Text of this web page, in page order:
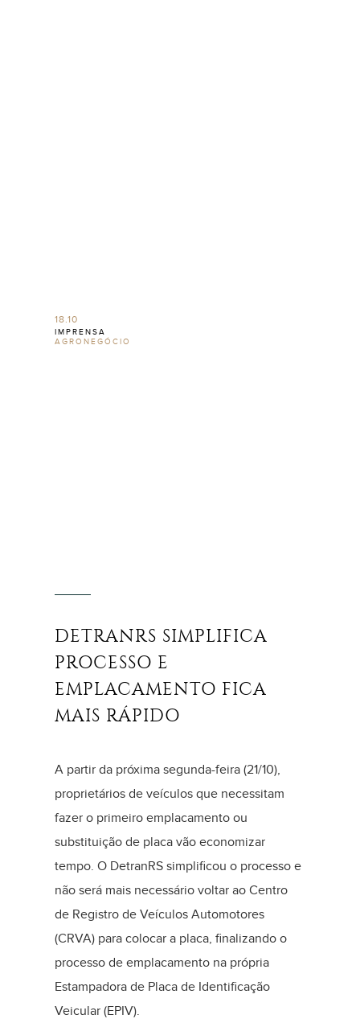
18.10
IMPRENSA
AGRONEGÓCIO
DETRANRS SIMPLIFICA
PROCESSO E
EMPLACAMENTO FICA
MAIS RÁPIDO
A partir da próxima segunda-feira (21/10),
proprietários de veículos que necessitam
fazer o primeiro emplacamento ou
substituição de placa vão economizar
tempo. O DetranRS simplificou o processo e
não será mais necessário voltar ao Centro
de Registro de Veículos Automotores
(CRVA) para colocar a placa, finalizando o
processo de emplacamento na própria
Estampadora de Placa de Identificação
Veicular (EPIV).